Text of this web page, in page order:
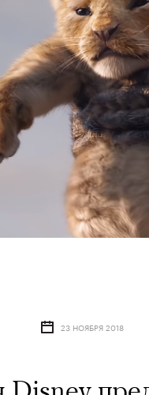
23 НОЯБРЯ 2018